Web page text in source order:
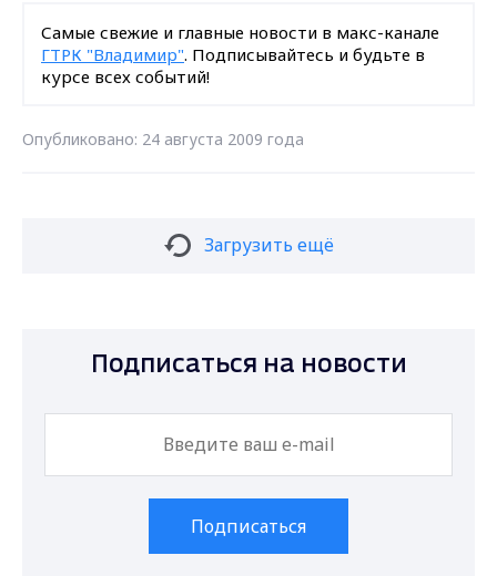
Самые свежие и главные новости в макс-канале
ГТРК "Владимир". Подписывайтесь и будьте в
курсе всех событий!
Опубликовано: 24 августа 2009 года
Загрузить ещё
Подписаться на новости
Подписаться